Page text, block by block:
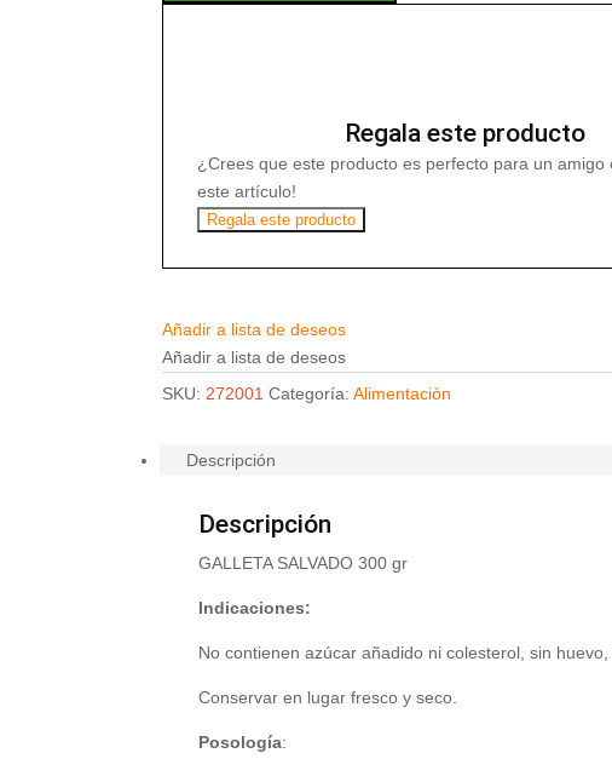
Regala este producto
¿Crees que este producto es perfecto para un
este artículo!
Regala este producto
Añadir a lista de deseos
Añadir a lista de deseos
SKU:272001 Categoría:Alimentación
Descripción
Descripción
GALLETA SALVADO 300 gr
Indicaciones:
No contienen azúcar añadido ni colesterol, sin huevo,
Conservar en lugar fresco y seco.
Posología: